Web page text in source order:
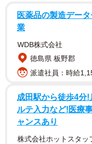
医薬品の製造デー
業
WDB株式会社
徳島県 板野郡
派遣社員：時給
成田駅から徒歩4分
ルテ入力など!医療
ャンスあり
株式会社ホットスタッ